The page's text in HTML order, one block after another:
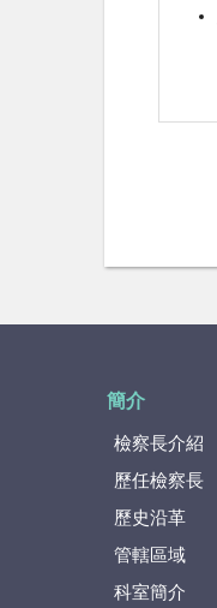
簡介
檢察長介紹
歷任檢察長
歷史沿革
管轄區域
科室簡介